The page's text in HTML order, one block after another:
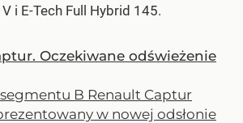
i E-Tech Full Hybrid 145.
Oczekiwane odświeżenie
B Renault Captur
w nowej odsłonie